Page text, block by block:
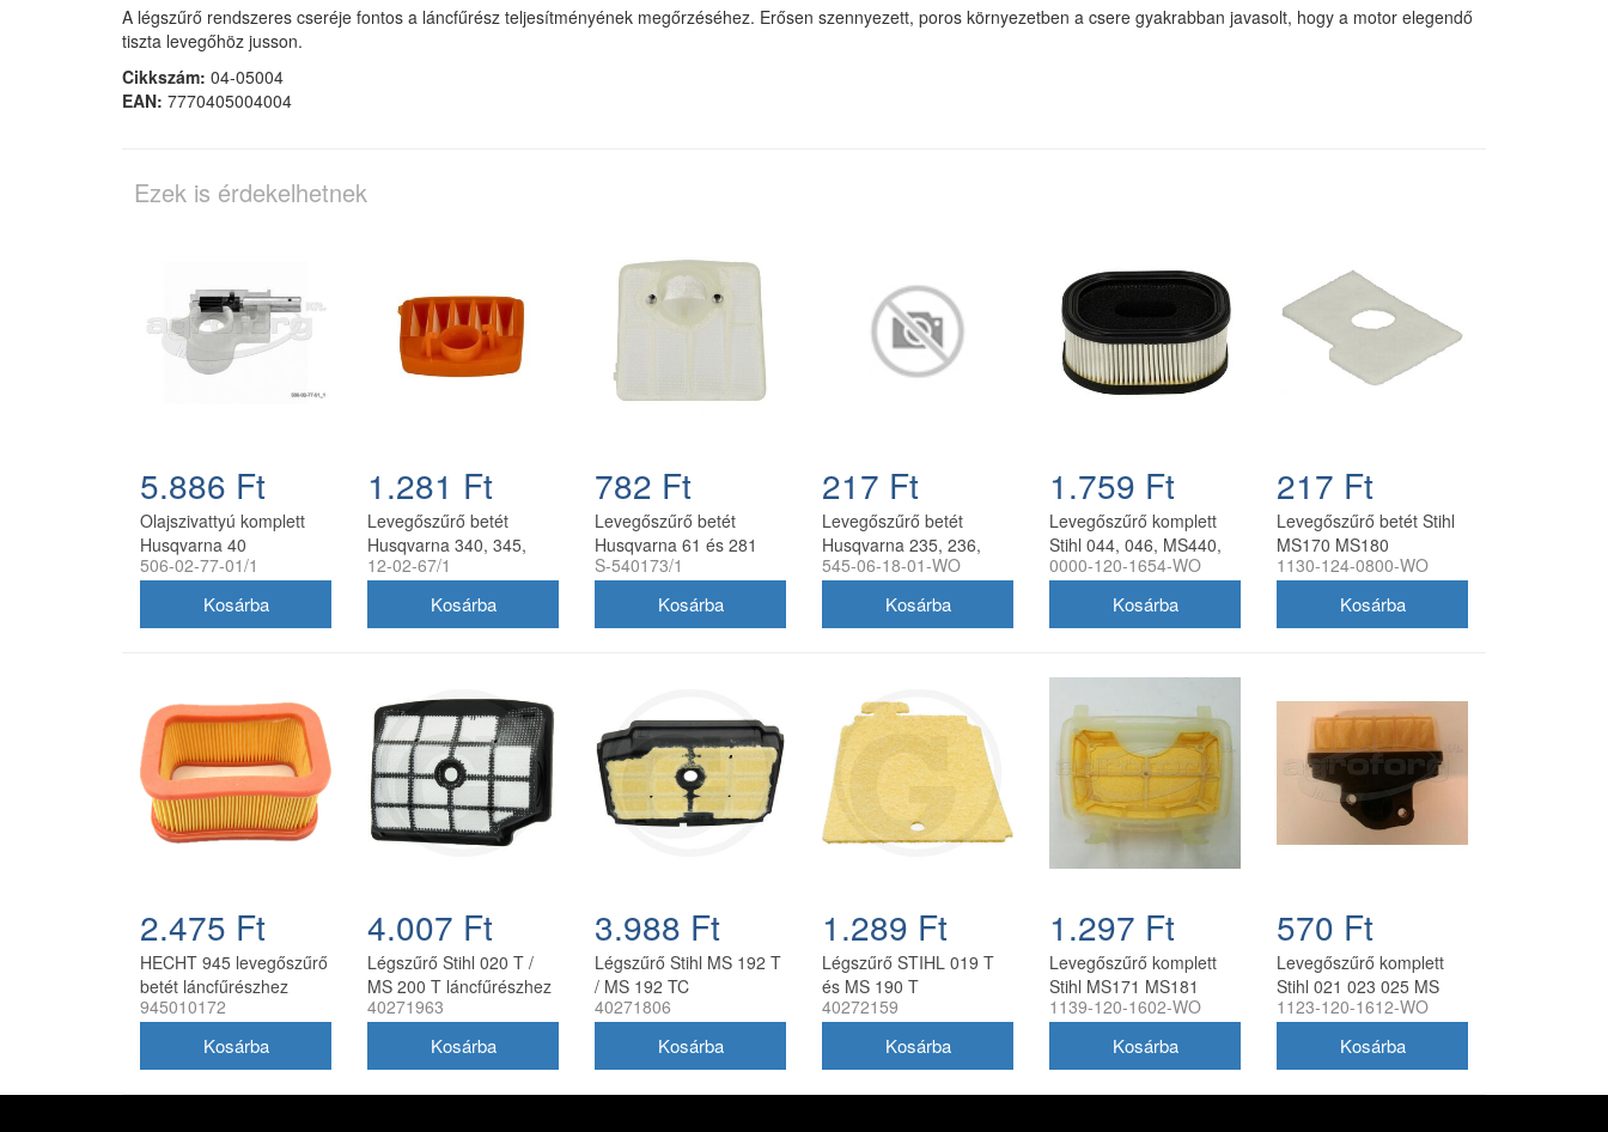
A légszűrő rendszeres cseréje fontos a láncfűrész teljesítményének megőrzéséhez. Erősen szennyezett, poros környezetben a csere gyakrabban javasolt, hogy a motor elegendő
tiszta levegőhöz jusson.
Cikkszám: 04-05004
EAN: 7770405004004
Ezek is érdekelhetnek
5.886 Ft
Olajszivattyú komplett
Husqvarna 40
láncfűrészhez
506-02-77-01/1
1.281 Ft
Levegőszűrő betét
Husqvarna 340, 345,
350, 351 láncfűrészhez
12-02-67/1
782 Ft
Levegőszűrő betét
Husqvarna 61 és 281
láncfűrészhez,
S-540173/1
217 Ft
Levegőszűrő betét
Husqvarna 235, 236,
120, 240 láncfűrészhez
545-06-18-01-WO
1.759 Ft
Levegőszűrő komplett
Stihl 044, 046, MS440,
MS460, MS660
utángyártott
0000-120-1654-WO
217 Ft
Levegőszűrő betét Stihl
MS170 MS180
láncfűrészhez
1130-124-0800-WO
2.475 Ft
HECHT 945 levegőszűrő
betét láncfűrészhez
945010172
945010172
4.007 Ft
Légszűrő Stihl 020 T /
MS 200 T láncfűrészhez
40271963
3.988 Ft
Légszűrő Stihl MS 192 T
/ MS 192 TC
láncfűrészhez 1137 120
40271806
1.289 Ft
Légszűrő STIHL 019 T
és MS 190 T
láncfűrészhez 1132 124
40272159
1.297 Ft
Levegőszűrő komplett
Stihl MS171 MS181
MS211 láncfűrészhez
1139-120-1602-WO
570 Ft
Levegőszűrő komplett
Stihl 021 023 025 MS
210 MS 230 MS 250
1123-120-1612-WO